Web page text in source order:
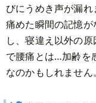
びにうめき声が漏
痛めた瞬間の記憶
し、寝違え以外の
で腰痛とは…加齢を
なのかもしれません。